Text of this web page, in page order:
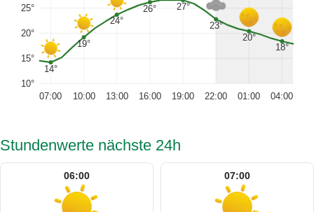
10°
15°
20°
25°
14°
19°
24°
26° 27°
23°
20°
18°
07:00 10:00 13:00 16:00 19:00 22:00 01:00 04:00
Stundenwerte nächste 24h
06:00 07:00